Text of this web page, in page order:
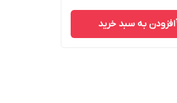
افزودن به سبد خرید